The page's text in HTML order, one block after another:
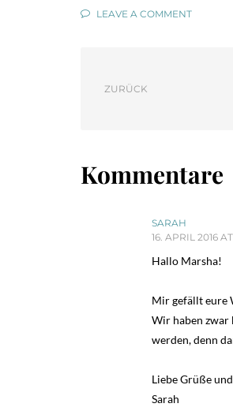
LEAVE A COMMENT
ZURÜCK
Kommentare
SARAH
16. APRIL 2016 AT
Hallo Marsha!
Mir gefällt eure
Wir haben zwar
werden, denn
Liebe Grüße
Sarah